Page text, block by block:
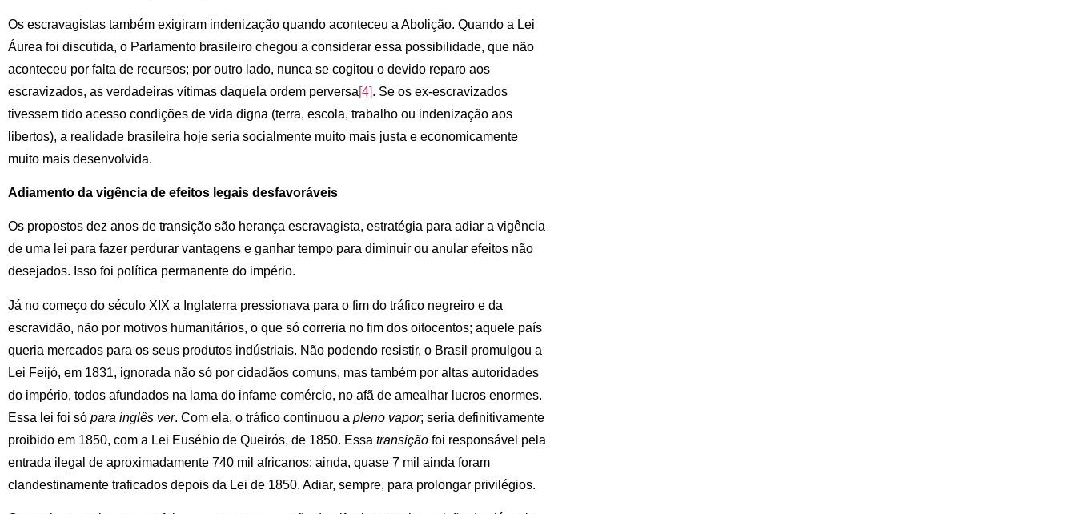
Os escravagistas também exigiram indenização quando aconteceu a Abolição. Quando a Lei
Áurea foi discutida, o Parlamento brasileiro chegou a considerar essa possibilidade, que não
aconteceu por falta de recursos; por outro lado, nunca se cogitou o devido reparo aos
escravizados, as verdadeiras vítimas daquela ordem perversa[4]. Se os ex-escravizados
tivessem tido acesso condições de vida digna (terra, escola, trabalho ou indenização aos
libertos), a realidade brasileira hoje seria socialmente muito mais justa e economicamente
muito mais desenvolvida.
Adiamento da vigência de efeitos legais desfavoráveis
Os propostos dez anos de transição são herança escravagista, estratégia para adiar a vigência
de uma lei para fazer perdurar vantagens e ganhar tempo para diminuir ou anular efeitos não
desejados. Isso foi política permanente do império.
Já no começo do século XIX a Inglaterra pressionava para o fim do tráfico negreiro e da
escravidão, não por motivos humanitários, o que só correria no fim dos oitocentos; aquele país
queria mercados para os seus produtos indústriais. Não podendo resistir, o Brasil promulgou a
Lei Feijó, em 1831, ignorada não só por cidadãos comuns, mas também por altas autoridades
do império, todos afundados na lama do infame comércio, no afã de amealhar lucros enormes.
Essa lei foi só para inglês ver. Com ela, o tráfico continuou a pleno vapor; seria definitivamente
proibido em 1850, com a Lei Eusébio de Queirós, de 1850. Essa transição foi responsável pela
entrada ilegal de aproximadamente 740 mil africanos; ainda, quase 7 mil ainda foram
clandestinamente traficados depois da Lei de 1850. Adiar, sempre, para prolongar privilégios.